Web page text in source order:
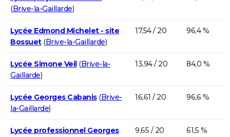
(Brive-la-Gaillarde)
Lycée Edmond Michelet - site
Bossuet(Brive-la-Gaillarde)
17,54 / 20 96,4 %
Lycée Simone Veil(Brive-la-
Gaillarde)
13,94 / 20 84,0 %
Lycée Georges Cabanis(Brive-
la-Gaillarde)
16,61 / 20 96,6 %
Lycée professionnel Georges
9,65 / 20 61,5 %